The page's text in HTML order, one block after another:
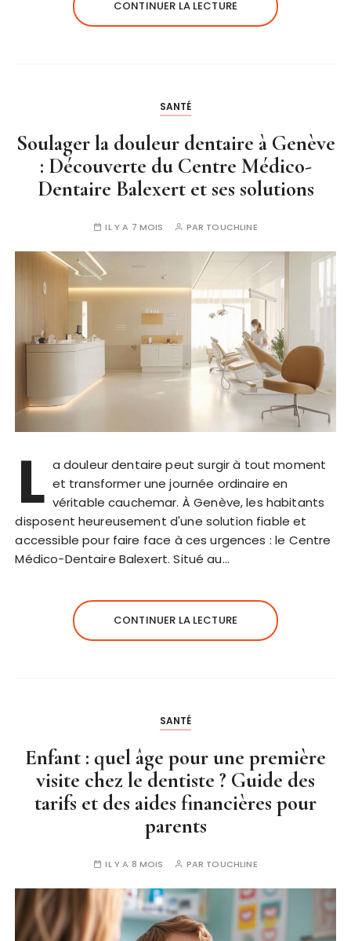
CONTINUER LA LECTURE
SANTÉ
Soulager la douleur dentaire à Genève
: Découverte du Centre Médico-
Dentaire Balexert et ses solutions
IL Y A 7 MOIS PAR TOUCHLINE
L a douleur dentaire peut surgir à tout moment
et transformer une journée ordinaire en
véritable cauchemar. À Genève, les habitants
disposent heureusement d'une solution fiable et
accessible pour faire face à ces urgences : le Centre
Médico-Dentaire Balexert. Situé au…
CONTINUER LA LECTURE
SANTÉ
Enfant : quel âge pour une première
visite chez le dentiste ? Guide des
tarifs et des aides financières pour
parents
IL Y A 8 MOIS PAR TOUCHLINE